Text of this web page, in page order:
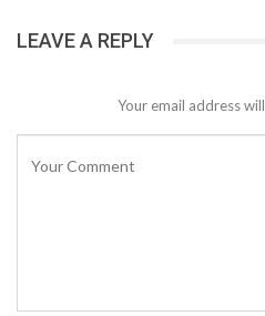
LEAVE A REPLY
Your email address